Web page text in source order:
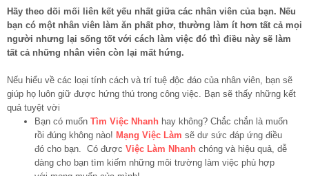
Hãy theo dõi mối liên kết yếu nhất giữa các nhân viên của bạn. Nếu
bạn có một nhân viên làm ăn phất phơ, thường làm ít hơn tất cả mọi
người nhưng lại sống tốt với cách làm việc đó thì điều này sẽ làm
tất cả những nhân viên còn lại mất hứng.
Nếu hiểu về các loại tính cách và trí tuệ độc đáo của nhân viên, bạn sẽ
giúp họ luôn giữ được hứng thú trong công việc. Bạn sẽ thấy những kết
quả tuyệt vời
Bạn có muốn Tìm Việc Nhanh hay không? Chắc chắn là muốn
rồi đúng không nào! Mạng Việc Làm sẽ dư sức đáp ứng điều
đó cho bạn. Có được Việc Làm Nhanh chóng và hiệu quả, dễ
dàng cho bạn tìm kiếm những môi trường làm việc phù hợp